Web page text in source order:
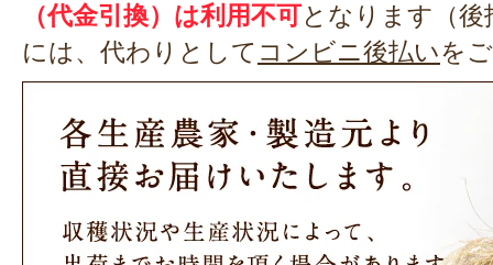
（代金引換）は利用不可となります（
には、代わりとして コンビニ後払いを